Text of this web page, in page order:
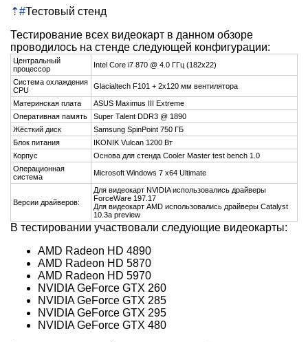
⇡#Тестовый стенд
Тестирование всех видеокарт в данном обзоре
проводилось на стенде следующей конфигурации:
Центральный
процессор
Intel Core i7 870 @ 4.0 ГГц (182x22)
Система охлаждения
CPU
Glacialtech F101 + 2x120 мм вентилятора
Материнская плата
ASUS Maximus III Extreme
Оперативная память
Super Talent DDR3 @ 1890
Жёсткий диск
Samsung SpinPoint 750 ГБ
Блок питания
IKONIK Vulcan 1200 Вт
Корпус
Основа для стенда Cooler Master test bench 1.0
Операционная
система
Microsoft Windows 7 x64 Ultimate
Версии драйверов:
Для видеокарт NVIDIA использовались драйверы
ForceWare 197.17
Для видеокарт AMD использовались драйверы Catalyst
10.3a preview
В тестировании участвовали следующие видеокарты:
AMD Radeon HD 4890
AMD Radeon HD 5870
AMD Radeon HD 5970
NVIDIA GeForce GTX 260
NVIDIA GeForce GTX 285
NVIDIA GeForce GTX 295
NVIDIA GeForce GTX 480